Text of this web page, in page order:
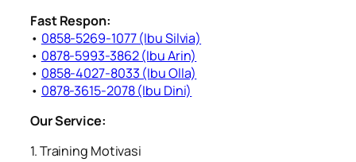
Fast Respon:
• 0858-5269-1077 (Ibu Silvia)
• 0878-5993-3862 (Ibu Arin)
• 0858-4027-8033 (Ibu Olla)
• 0878-3615-2078 (Ibu Dini)
Our Service:
1. Training Motivasi